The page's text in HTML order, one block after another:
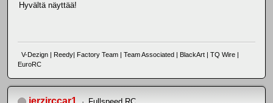
Hyvältä näyttää!
V-Dezign | Reedy| Factory Team | Team Associated | BlackArt | TQ Wire |
EuroRC
jerzirccar1